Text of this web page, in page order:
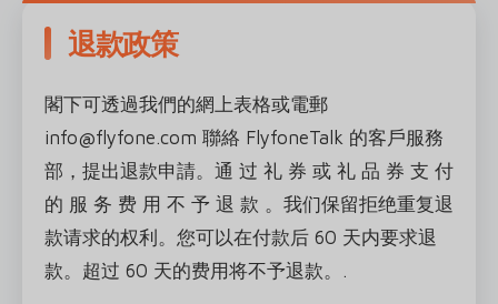
退款政策
閣下可透過我們的網上表格或電郵
info@flyfone.com 聯絡 FlyfoneTalk 的客戶服務
部，提出退款申請。通 过 礼 券 或 礼 品 券 支 付
的 服 务 费 用 不 予 退 款 。我们保留拒绝重复退
款请求的权利。您可以在付款后 60 天内要求退
款。超过 60 天的费用将不予退款。.